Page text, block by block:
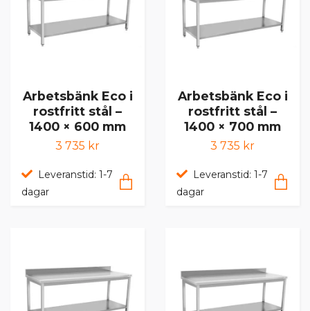
Arbetsbänk Eco i
rostfritt stål –
1400 × 600 mm
3 735 kr
Leveranstid: 1-7
dagar
Arbetsbänk Eco i
rostfritt stål –
1400 × 700 mm
3 735 kr
Leveranstid: 1-7
dagar